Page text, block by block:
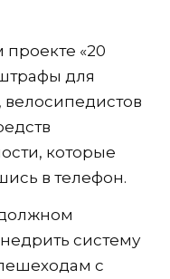
«20
для
которые
в телефон.
систему
с